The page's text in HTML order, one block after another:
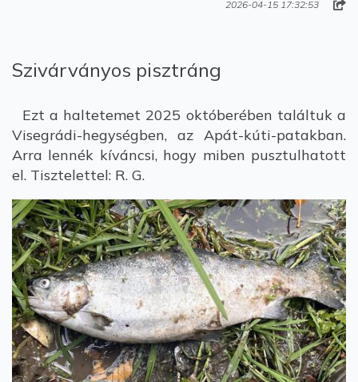
2026-04-15 17:32:53
Szivárványos pisztráng
Ezt a haltetemet 2025 októberében találtuk a
Visegrádi-hegységben, az Apát-kúti-patakban.
Arra lennék kíváncsi, hogy miben pusztulhatott
el. Tisztelettel: R. G.